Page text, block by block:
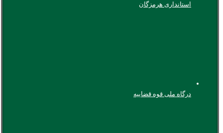
استانداری هرمزگان
درگاه ملی قوه قضاییه